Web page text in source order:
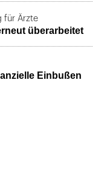
für Ärzte
überarbeitet
Einbußen